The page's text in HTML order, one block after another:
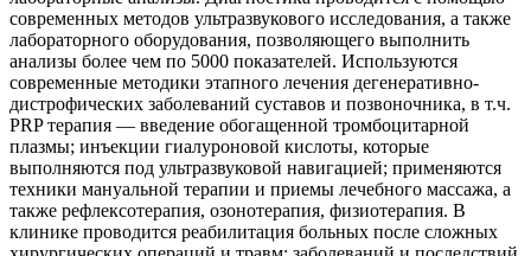
современных методов ультразвукового исследования, а также
лабораторного оборудования, позволяющего выполнить
анализы более чем по 5000 показателей. Используются
современные методики этапного лечения дегенеративно-
дистрофических заболеваний суставов и позвоночника, в т.ч.
PRP терапия — введение обогащенной тромбоцитарной
плазмы; инъекции гиалуроновой кислоты, которые
выполняются под ультразвуковой навигацией; применяются
техники мануальной терапии и приемы лечебного массажа, а
также рефлексотерапия, озонотерапия, физиотерапия. В
клинике проводится реабилитация больных после сложных